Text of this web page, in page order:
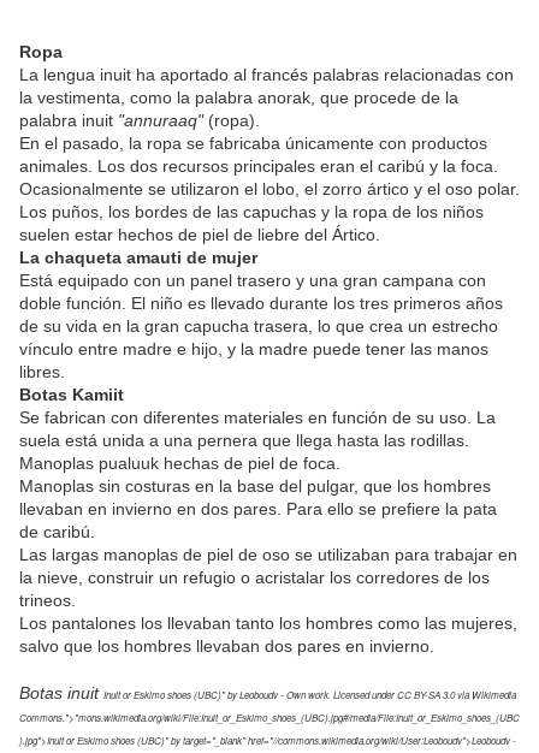
Ropa
La lengua inuit ha aportado al francés palabras relacionadas con
la vestimenta, como la palabra anorak, que procede de la
palabra inuit "annuraaq"(ropa).
En el pasado, la ropa se fabricaba únicamente con productos
animales. Los dos recursos principales eran el caribú y la foca.
Ocasionalmente se utilizaron el lobo, el zorro ártico y el oso polar.
Los puños, los bordes de las capuchas y la ropa de los niños
suelen estar hechos de piel de liebre del Ártico.
La chaqueta amauti de mujer
Está equipado con un panel trasero y una gran campana con
doble función. El niño es llevado durante los tres primeros años
de su vida en la gran capucha trasera, lo que crea un estrecho
vínculo entre madre e hijo, y la madre puede tener las manos
libres.
Botas Kamiit
Se fabrican con diferentes materiales en función de su uso. La
suela está unida a una pernera que llega hasta las rodillas.
Manoplas pualuuk hechas de piel de foca.
Manoplas sin costuras en la base del pulgar, que los hombres
llevaban en invierno en dos pares. Para ello se prefiere la pata
de caribú.
Las largas manoplas de piel de oso se utilizaban para trabajar en
la nieve, construir un refugio o acristalar los corredores de los
trineos.
Los pantalones los llevaban tanto los hombres como las mujeres,
salvo que los hombres llevaban dos pares en invierno.
Botas inuit Inuit or Eskimo shoes (UBC)" by Leoboudv - Own work. Licensed under CC BY-SA 3.0 via Wikimedia
Commons.">"mons.wikimedia.org/wiki/File:Inuit_or_Eskimo_shoes_(UBC).jpg#/media/File:Inuit_or_Eskimo_shoes_(UBC
).jpg">Inuit or Eskimo shoes (UBC)" by target="_blank" href="//commons.wikimedia.org/wiki/User:Leoboudv">Leoboudv -